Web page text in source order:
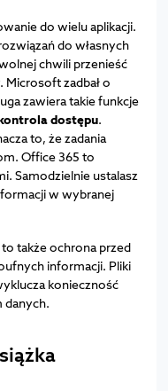
do wielu aplikacji.
do własnych
chwili przenieść
zadbał o
zawiera takie funkcje
dostępu.
to, że zadania
Office 365 to
Samodzielnie ustalasz
w wybranej
także ochrona przed
informacji. Pliki
konieczność
danych.